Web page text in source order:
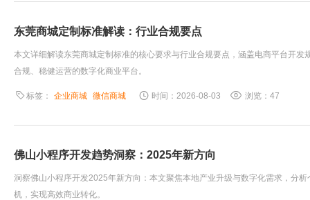
东莞商城定制标准解读：行业合规要点
本文详细解读东莞商城定制标准的核心要求与行业合规要点，涵盖电商平台开
合规、稳健运营的数字化商业平台。
标签： 企业商城 微信商城 时间：2026-08-03 浏览：47
佛山小程序开发趋势洞察：2025年新方向
洞察佛山小程序开发2025年新方向：本文聚焦本地产业升级与数字化需求，分
机，实现高效商业转化。